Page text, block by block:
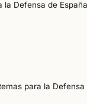
Defensa de
para la Defensa